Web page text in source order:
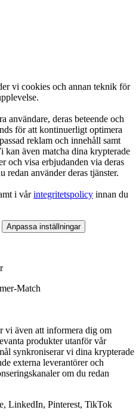
vi cookies och annan teknik för
användare, deras beteende och
för att kontinuerligt optimera
reklam och innehåll samt
kan även matcha dina krypterade
och visa erbjudanden via deras
redan använder deras tjänster.
i vårintegritetspolicy innan du
Anpassa inställningar
Match
vi även att informera dig om
produkter utanför vår
synkroniserar vi dina krypterade
externa leverantörer och
om du redan
LinkedIn, Pinterest, TikTok